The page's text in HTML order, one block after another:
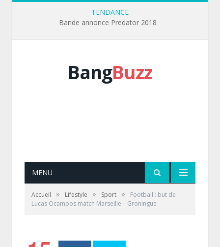
TENDANCE
Bande annonce Predator 2018
BangBuzz
MENU
Accueil » Lifestyle » Sport »
Football : but de
Lucas Ocampos match Marseille – Groningue